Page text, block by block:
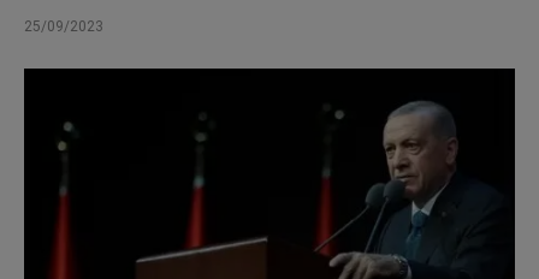
25/09/2023